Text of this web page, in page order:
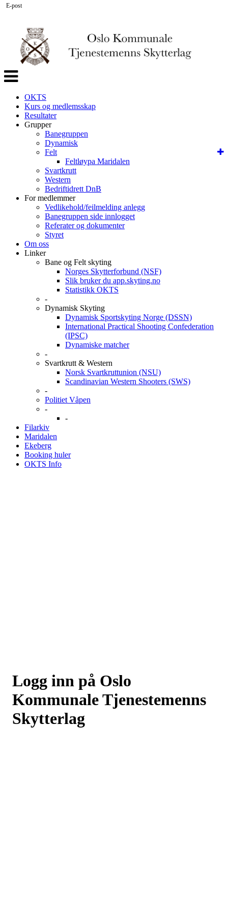
Veksle
navigasjon
OKTS
Kurs og medlemsskap
Resultater
Grupper
Banegruppen
Dynamisk
Felt
Feltløypa Maridalen
Svartkrutt
Western
Bedriftidrett DnB
For medlemmer
Vedlikehold/feilmelding anlegg
Banegruppen side innlogget
Referater og dokumenter
Styret
Om oss
Linker
Bane og Felt skyting
Norges Skytterforbund (NSF)
Slik bruker du app.skyting.no
Statistikk OKTS
-
Dynamisk Skyting
Dynamisk Sportskyting Norge (DSSN)
International Practical Shooting Confederation
(IPSC)
Dynamiske matcher
-
Svartkrutt & Western
Norsk Svartkruttunion (NSU)
Scandinavian Western Shooters (SWS)
-
Politiet Våpen
-
-
Filarkiv
Maridalen
Ekeberg
Booking huler
OKTS Info
Logg inn på Oslo
Kommunale Tjenestemenns
Skytterlag
E-post